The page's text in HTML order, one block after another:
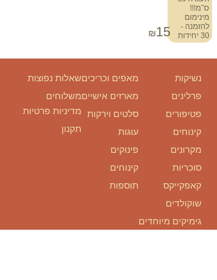
ס"מ!!!
מינימום
להזמנה -
30 יחידות
₪15
שאלות נפוצות
משלוחים
מדיניות פרטיות
תקנון
נשיקות
פרלינים
פטיפורים
קינוחים
מקרונים
סוכריות
קאפקייקס
שוקולדים
גימיקים מיוחדים
מאפים וכריכים
מארזים אישיים
סלטים וירקות
עוגות
פינוקים
קינוחים
תוספות